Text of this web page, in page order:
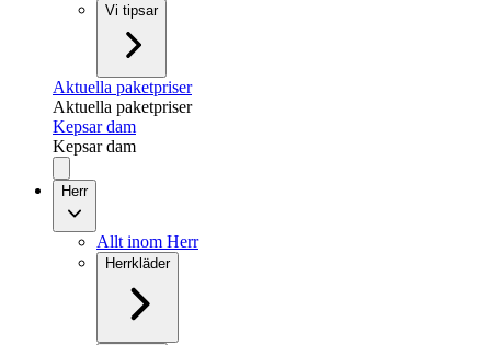
Vi tipsar
Aktuella paketpriser
Aktuella paketpriser
Kepsar dam
Kepsar dam
Herr
Allt inom Herr
Herrkläder